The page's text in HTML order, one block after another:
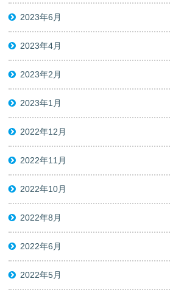
2023年6月
2023年4月
2023年2月
2023年1月
2022年12月
2022年11月
2022年10月
2022年8月
2022年6月
2022年5月